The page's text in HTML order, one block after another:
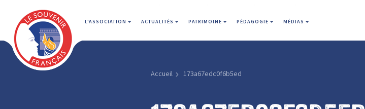
L'ASSOCIATION ACTUALITÉS PATRIMOINE PÉDAGOGIE MÉDIAS
Accueil 173a67edc0f6b5ed